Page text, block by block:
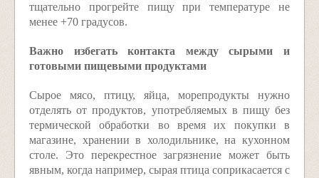
тщательно прогрейте пищу при температуре не
менее +70 градусов.
Важно избегать контакта между сырыми и
готовыми пищевыми продуктами
Сырое мясо, птицу, яйца, морепродукты нужно
отделять от продуктов, употребляемых в пищу без
термической обработки во время их покупки в
магазине, хранении в холодильнике, на кухонном
столе. Это перекрестное загрязнение может быть
явным, когда например, сырая птица соприкасается с